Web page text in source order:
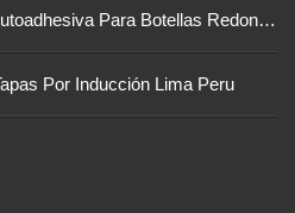
Máquina Etiquetadora Autoadhesiva Para Botellas Redondas Arequipa Peru
Por Inducción Lima Peru